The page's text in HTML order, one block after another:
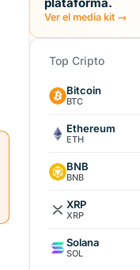
Ver el media kit →
Top Cripto
Bitcoin
BTC
Ethereum
ETH
BNB
BNB
XRP
XRP
Solana
SOL